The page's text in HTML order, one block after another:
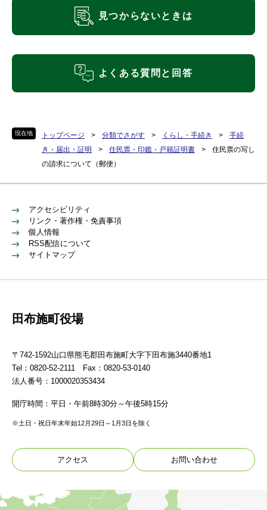
現在地 トップページ > 分類でさがす > くらし・手続き >
手続
き・届出・証明
> 住民票・印鑑・戸籍証明書 >
住民票の写し
の請求について（郵便）
見つからないときは
よくある質問と回答
アクセシビリティ
リンク・著作権・免責事項
個人情報
RSS配信について
サイトマップ
田布施町役場
〒742-1592山口県熊毛郡田布施町大字下田布施3440番地1
Tel：0820-52-2111 Fax：0820-53-0140
法人番号：1000020353434
開庁時間：平日・午前8時30分～午後5時15分
※土日・祝日年末年始12月29日～1月3日を除く
アクセス お問い合わせ